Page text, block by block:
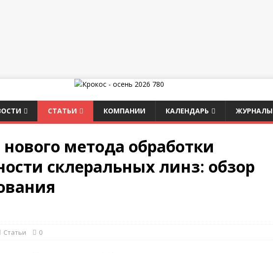
СТАТЬИ КОМПАНИИ КАЛЕНДАРЬ ЖУРНАЛЫ
метода обработки
склеральных линз: обзор
Статьи 0